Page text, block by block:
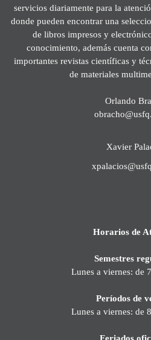
servicios diariamente para la
donde pueden encontrar una
de libros impresos y
conocimiento, además cuenta
importantes revistas científicas y
de materiales
Orlando
Xavier
Horarios de
Semestres
Lunes a viernes: de
Períodos de
Lunes a viernes: de
Feriados